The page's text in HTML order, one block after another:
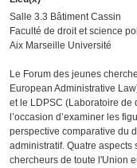
Salle 3.3 Bâtiment Cassin
Faculté de droit et science
Aix Marseille Université
Le Forum des jeunes
European Administrative
et le LDPSC (Laboratoire de
l’occasion d’examiner les
perspective comparative du
administratif. Quatre
chercheurs de toute l'Union